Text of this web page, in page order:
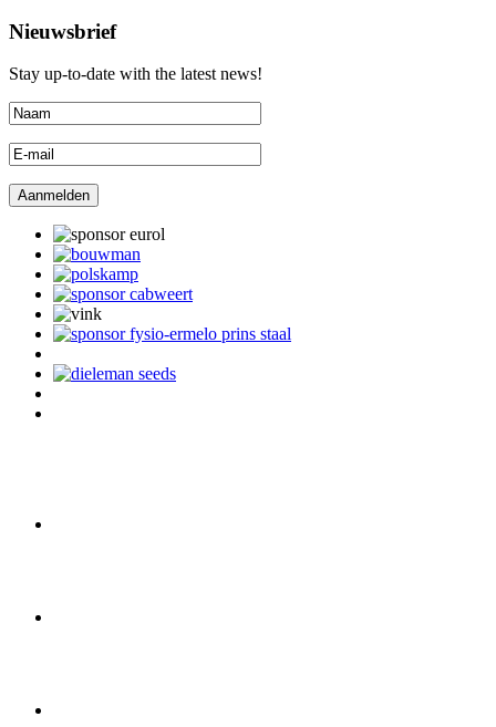
Nieuwsbrief
Stay up-to-date with the latest news!